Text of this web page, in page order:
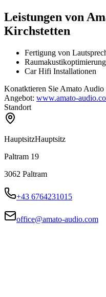
Leistungen von
Kirchstetten
Fertigung von
Raumakustikoptimierung
Car Hifi Installationen
Konatktieren Sie Amato
Angebot: www.amato-
Standort
HauptsitzHauptsitz
Paltram 19
3062 Paltram
+43 6764231015
office@amato-audio.com